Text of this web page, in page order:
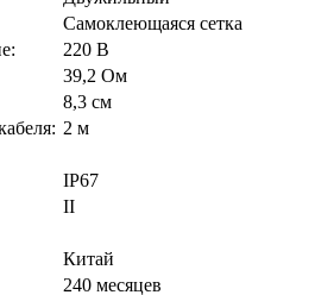
Самоклеющаяся сетка
220 В
39,2 Ом
8,3 см
2 м
IP67
II
Китай
240 месяцев